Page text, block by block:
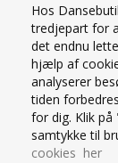
Hos
tredjepart for
det endnu
hjælp af
analyserer
tiden
for dig. Klik
samtykke til
cookies her
skåneprogram
fastholde
SPØRG OS